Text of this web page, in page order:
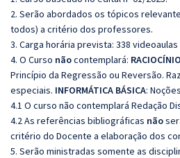
2. Serão abordados os tópicos
todos) a critério dos professores.
3. Carga horária prevista: 338
4. O Curso nãocontemplará:
Princípio da Regressão ou Reversão.
especiais. INFORMÁTICA BÁSICA:
4.1 O curso não contemplará Redação
4.2 As referências bibliográficas não
critério do Docente a elaboração dos
5. Serão ministradas somente as